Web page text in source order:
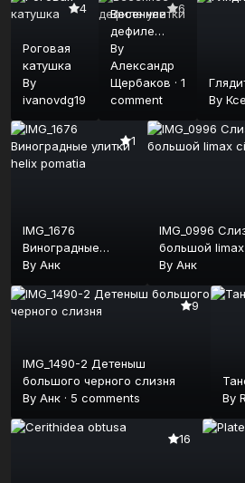
4
Роговая
катушка
By
ivanovdg19
6
Весеннее
дефиле
улитки
By
Александр
Щербаков · 1
comment
By
1
IMG_1676
Виноградные
улитки helix
By Анк
IMG_0996
большой
By Анк
9
IMG_1490-2 Детеныш
большого черного слизня
By Анк · 5 comments
By
16